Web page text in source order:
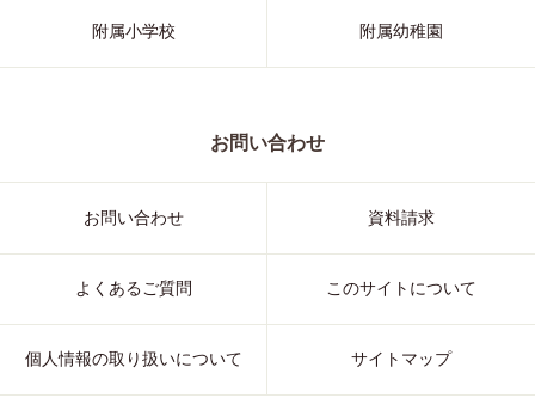
附属小学校 附属幼稚園
お問い合わせ
お問い合わせ 資料請求
よくあるご質問 このサイトについて
個人情報の取り扱いについて サイトマップ